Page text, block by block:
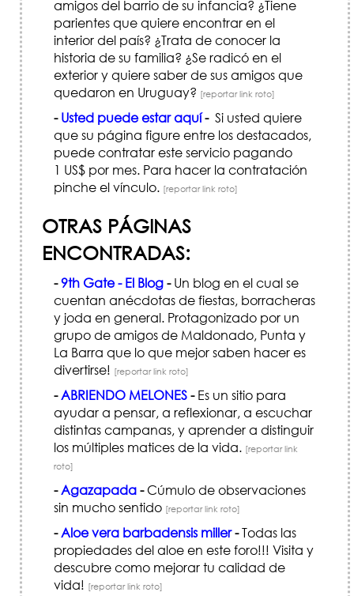
amigos del barrio de su infancia? ¿Tiene
parientes que quiere encontrar en el
interior del país? ¿Trata de conocer la
historia de su familia? ¿Se radicó en el
exterior y quiere saber de sus amigos que
quedaron en Uruguay? [reportar link roto]
- Usted puede estar aquí-Si usted quiere
que su página figure entre los destacados,
puede contratar este servicio pagando
1 US$ por mes. Para hacer la contratación
pinche el vínculo. [reportar link roto]
OTRAS PÁGINAS
ENCONTRADAS:
-9th Gate - El Blog-Un blog en el cual se
cuentan anécdotas de fiestas, borracheras
y joda en general. Protagonizado por un
grupo de amigos de Maldonado, Punta y
La Barra que lo que mejor saben hacer es
divertirse! [reportar link roto]
-ABRIENDO MELONES-Es un sitio para
ayudar a pensar, a reflexionar, a escuchar
distintas campanas, y aprender a distinguir
los múltiples matices de la vida. [reportar link
roto]
-Agazapada-Cúmulo de observaciones
sin mucho sentido [reportar link roto]
-Aloe vera barbadensis miller-Todas las
propiedades del aloe en este foro!!! Visita y
descubre como mejorar tu calidad de
vida! [reportar link roto]